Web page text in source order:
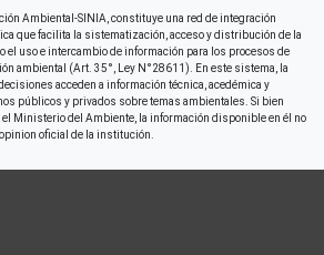
Ambiental-SINIA, constituye una red de integración
que facilita la sistematización, acceso y distribución de la
el uso e intercambio de información para los procesos de
ambiental (Art. 35°, Ley N°28611). En este sistema, la
acceden a información técnica, acedémica y
públicos y privados sobre temas ambientales. Si bien
Ministerio del Ambiente, la información disponible en él no
oficial de la institución.